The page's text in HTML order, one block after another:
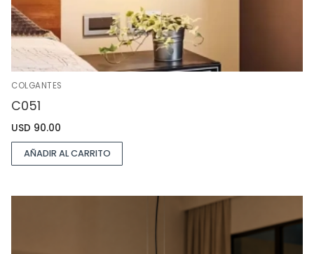
COLGANTES
C051
USD 90.00
AÑADIR AL CARRITO